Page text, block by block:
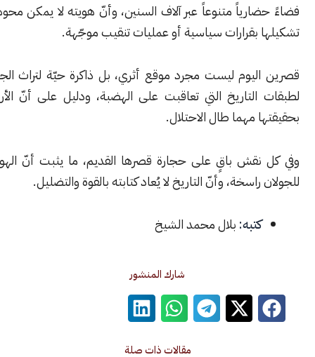
متنوعاً عبر آلاف السنين، وأنّ هويته لا يمكن محوها أو إعادة
بقرارات سياسية أو عمليات تنقيب موجّهة.
ليست مجرد موقع أثري، بل ذاكرة حيّة لتراث الجولان، ومرآة
التي تعاقبت على الهضبة، ودليل على أنّ الأرض تحتفظ
مهما طال الاحتلال.
باقٍ على حجارة قصرها القديم، ما يثبت أنّ الهوية السورية
وأنّ التاريخ لا يُعاد كتابته بالقوة والتضليل.
بلال محمد الشيخ
شارك المنشور
مقالات ذات صلة